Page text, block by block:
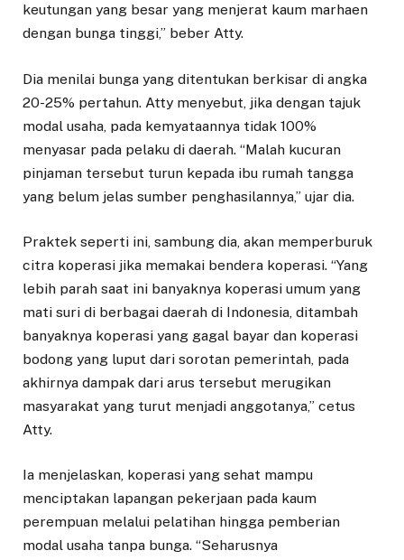
keutungan yang besar yang menjerat kaum marhaen
dengan bunga tinggi,” beber Atty.
Dia menilai bunga yang ditentukan berkisar di angka
20-25% pertahun. Atty menyebut, jika dengan tajuk
modal usaha, pada kemyataannya tidak 100%
menyasar pada pelaku di daerah. “Malah kucuran
pinjaman tersebut turun kepada ibu rumah tangga
yang belum jelas sumber penghasilannya,” ujar dia.
Praktek seperti ini, sambung dia, akan memperburuk
citra koperasi jika memakai bendera koperasi. “Yang
lebih parah saat ini banyaknya koperasi umum yang
mati suri di berbagai daerah di Indonesia, ditambah
banyaknya koperasi yang gagal bayar dan koperasi
bodong yang luput dari sorotan pemerintah, pada
akhirnya dampak dari arus tersebut merugikan
masyarakat yang turut menjadi anggotanya,” cetus
Atty.
Ia menjelaskan, koperasi yang sehat mampu
menciptakan lapangan pekerjaan pada kaum
perempuan melalui pelatihan hingga pemberian
modal usaha tanpa bunga. “Seharusnya